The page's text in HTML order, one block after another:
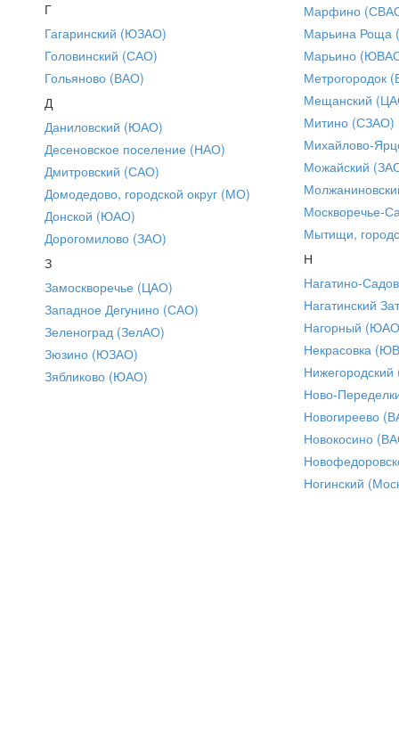
Г
Гагаринский (ЮЗАО)
Головинский (САО)
Гольяново (ВАО)
Д
Даниловский (ЮАО)
Десеновское поселение (НАО)
Дмитровский (САО)
Домодедово, городской округ (МО)
Донской (ЮАО)
Дорогомилово (ЗАО)
З
Замоскворечье (ЦАО)
Западное Дегунино (САО)
Зеленоград (ЗелАО)
Зюзино (ЮЗАО)
Зябликово (ЮАО)
Марфино
Марьина Роща
Марьино
Метрогородок
Мещанский
Митино (СЗАО)
Михайлово-
Можайский
Москворечье-
Мытищи,
Н
Нагатино-
Нагатинский
Нагорный
Некрасовка
Ново-
Новогиреево
Новокосино
Ногинский